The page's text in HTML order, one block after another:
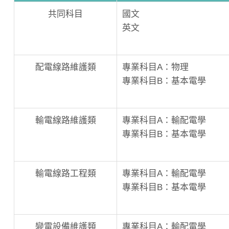
共同科目
國文
英文
配電線路維護類
專業科目A：物理
專業科目B：基本電學
輸電線路維護類
專業科目A：輸配電學
專業科目B：基本電學
輸電線路工程類
專業科目A：輸配電學
專業科目B：基本電學
變電設備維護類 專業科目A：輸配電學